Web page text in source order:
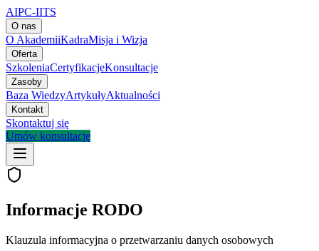
AIPC-IITS
O nas
O AkademiiKadraMisja i Wizja
Oferta
SzkoleniaCertyfikacjeKonsultacje
Zasoby
Baza WiedzyArtykułyAktualności
Kontakt
Skontaktuj się
Umów konsultację
Informacje RODO
Klauzula informacyjna o przetwarzaniu danych osobowych